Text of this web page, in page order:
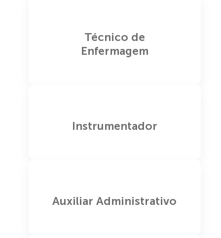
Técnico de
Enfermagem
Instrumentador
Auxiliar Administrativo